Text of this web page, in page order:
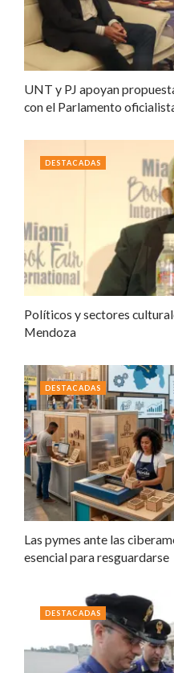
UNT y PJ apoyan
con el Parlamento
Políticos y sectores
Mendoza
DESTACADAS
Las pymes ante las
esencial para resguardarse
DESTACADAS
DESTACADAS